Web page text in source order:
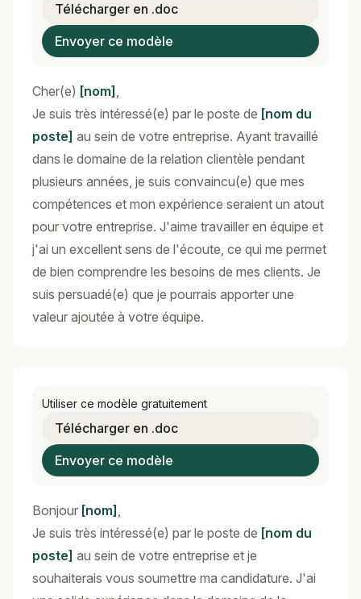
Télécharger en .doc
Envoyer ce modèle
Cher(e) [nom] ,
Je suis très intéressé(e) par le poste de [nom du
poste] au sein de votre entreprise. Ayant travaillé
dans le domaine de la relation clientèle pendant
plusieurs années, je suis convaincu(e) que mes
compétences et mon expérience seraient un atout
pour votre entreprise. J'aime travailler en équipe et
j'ai un excellent sens de l'écoute, ce qui me permet
de bien comprendre les besoins de mes clients. Je
suis persuadé(e) que je pourrais apporter une
valeur ajoutée à votre équipe.
Utiliser ce modèle gratuitement
Télécharger en .doc
Envoyer ce modèle
Bonjour [nom] ,
Je suis très intéressé(e) par le poste de [nom du
poste] au sein de votre entreprise et je
souhaiterais vous soumettre ma candidature. J'ai